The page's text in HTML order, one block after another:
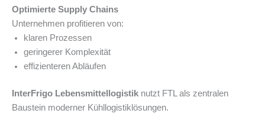
Optimierte Supply Chains
Unternehmen profitieren von:
klaren Prozessen
geringerer Komplexität
effizienteren Abläufen
InterFrigo Lebensmittellogistik nutzt FTL als zentralen
Baustein moderner Kühllogistiklösungen.